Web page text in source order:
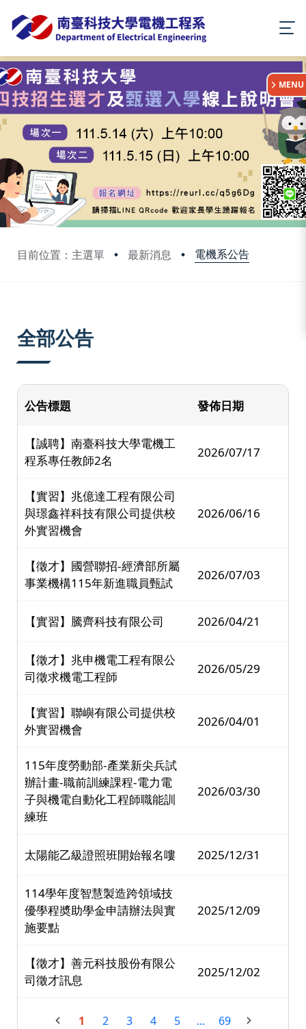
目前位置：主選單 最新消息 電機系公告
:::
MENU
全部公告
公告標題 發佈日期
【誠聘】南臺科技大學電機工
程系專任教師2名
2026/07/17
【實習】兆億達工程有限公司
與璟鑫祥科技有限公司提供校
外實習機會
2026/06/16
【徵才】國營聯招-經濟部所屬
事業機構115年新進職員甄試
2026/07/03
【實習】騰齊科技有限公司 2026/04/21
【徵才】兆申機電工程有限公
司徵求機電工程師
2026/05/29
【實習】聯嶼有限公司提供校
外實習機會
2026/04/01
115年度勞動部-產業新尖兵試
辦計畫-職前訓練課程-電力電
子與機電自動化工程師職能訓
練班
2026/03/30
太陽能乙級證照班開始報名嘍 2025/12/31
114學年度智慧製造跨領域技
優學程奬助學金申請辦法與實
施要點
2025/12/09
【徵才】善元科技股份有限公
司徵才訊息
2025/12/02
1 2 3 4 5 ... 69